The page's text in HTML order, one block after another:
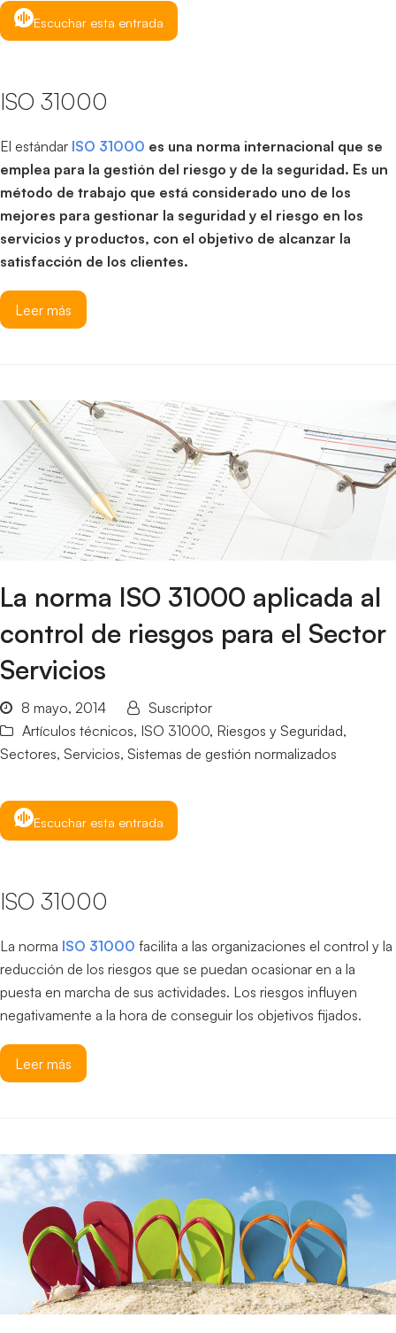
Escuchar esta entrada
ISO 31000
El estándar ISO 31000 es una norma internacional que se
emplea para la gestión del riesgo y de la seguridad. Es un
método de trabajo que está considerado uno de los
mejores para gestionar la seguridad y el riesgo en los
servicios y productos, con el objetivo de alcanzar la
satisfacción de los clientes.
Leer más
La norma ISO 31000 aplicada al
control de riesgos para el Sector
Servicios
8 mayo, 2014
Suscriptor
Artículos técnicos, ISO 31000, Riesgos y Seguridad,
Sectores, Servicios, Sistemas de gestión normalizados
Escuchar esta entrada
ISO 31000
La norma ISO 31000 facilita a las organizaciones el control y la
reducción de los riesgos que se puedan ocasionar en a la
puesta en marcha de sus actividades. Los riesgos influyen
negativamente a la hora de conseguir los objetivos fijados.
Leer más